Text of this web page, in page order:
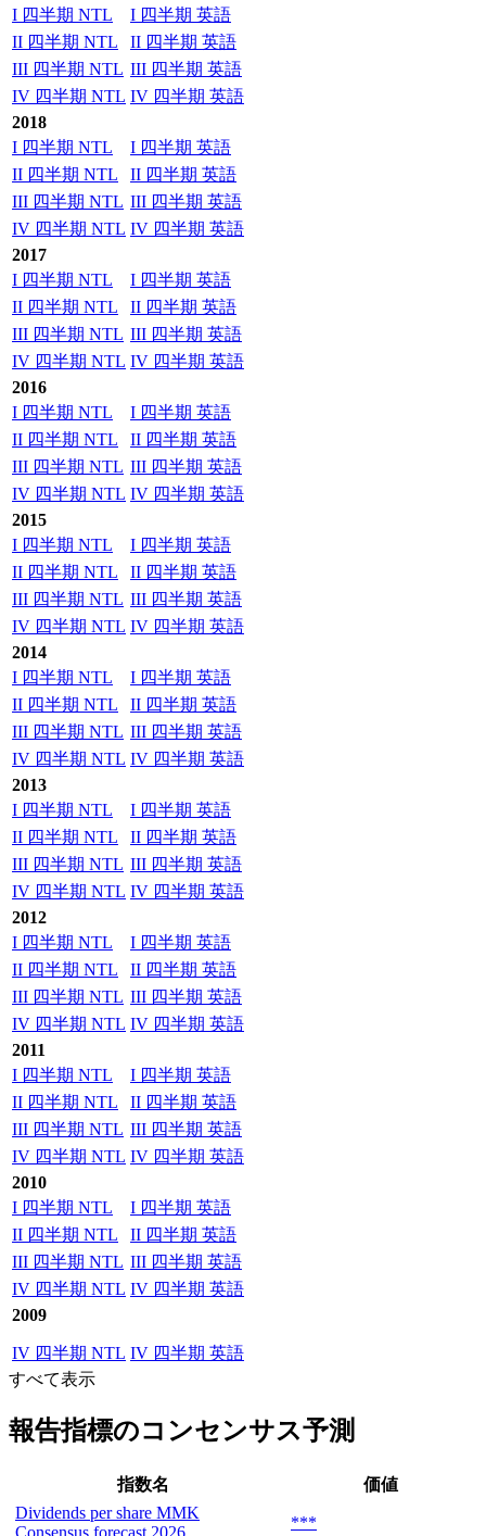
I 四半期 NTL
I 四半期 英語
II 四半期 NTL
II 四半期 英語
III 四半期 NTL III 四半期 英語
IV 四半期 NTL IV 四半期 英語
2018
I 四半期 NTL
I 四半期 英語
II 四半期 NTL
II 四半期 英語
III 四半期 NTL III 四半期 英語
IV 四半期 NTL IV 四半期 英語
2017
I 四半期 NTL
I 四半期 英語
II 四半期 NTL
II 四半期 英語
III 四半期 NTL III 四半期 英語
IV 四半期 NTL IV 四半期 英語
2016
I 四半期 NTL
I 四半期 英語
II 四半期 NTL
II 四半期 英語
III 四半期 NTL III 四半期 英語
IV 四半期 NTL IV 四半期 英語
2015
I 四半期 NTL
I 四半期 英語
II 四半期 NTL
II 四半期 英語
III 四半期 NTL III 四半期 英語
IV 四半期 NTL IV 四半期 英語
2014
I 四半期 NTL
I 四半期 英語
II 四半期 NTL
II 四半期 英語
III 四半期 NTL III 四半期 英語
IV 四半期 NTL IV 四半期 英語
2013
I 四半期 NTL
I 四半期 英語
II 四半期 NTL
II 四半期 英語
III 四半期 NTL III 四半期 英語
IV 四半期 NTL IV 四半期 英語
2012
I 四半期 NTL
I 四半期 英語
II 四半期 NTL
II 四半期 英語
III 四半期 NTL III 四半期 英語
IV 四半期 NTL IV 四半期 英語
2011
I 四半期 NTL
I 四半期 英語
II 四半期 NTL
II 四半期 英語
III 四半期 NTL III 四半期 英語
IV 四半期 NTL IV 四半期 英語
2010
I 四半期 NTL
I 四半期 英語
II 四半期 NTL
II 四半期 英語
III 四半期 NTL III 四半期 英語
IV 四半期 NTL IV 四半期 英語
2009
IV 四半期 NTL IV 四半期 英語
すべて表示
報告指標のコンセンサス予測
指数名
価値
Dividends per share MMK
Consensus forecast 2026
***